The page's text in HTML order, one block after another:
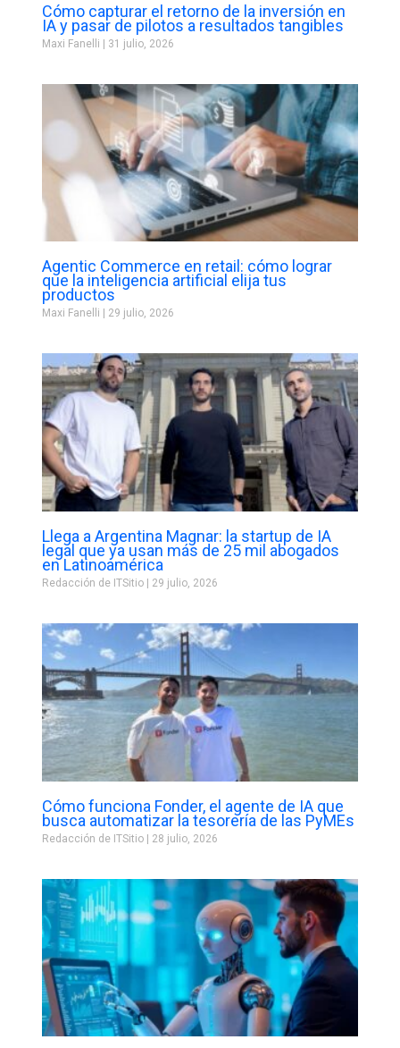
Cómo capturar el retorno de la inversión en
IA y pasar de pilotos a resultados tangibles
Maxi Fanelli 31 julio, 2026
Agentic Commerce en retail: cómo lograr
que la inteligencia artificial elija tus
productos
Maxi Fanelli 29 julio, 2026
Llega a Argentina Magnar: la startup de IA
legal que ya usan más de 25 mil abogados
en Latinoamérica
Redacción de ITSitio 29 julio, 2026
Cómo funciona Fonder, el agente de IA que
busca automatizar la tesorería de las PyMEs
Redacción de ITSitio 28 julio, 2026